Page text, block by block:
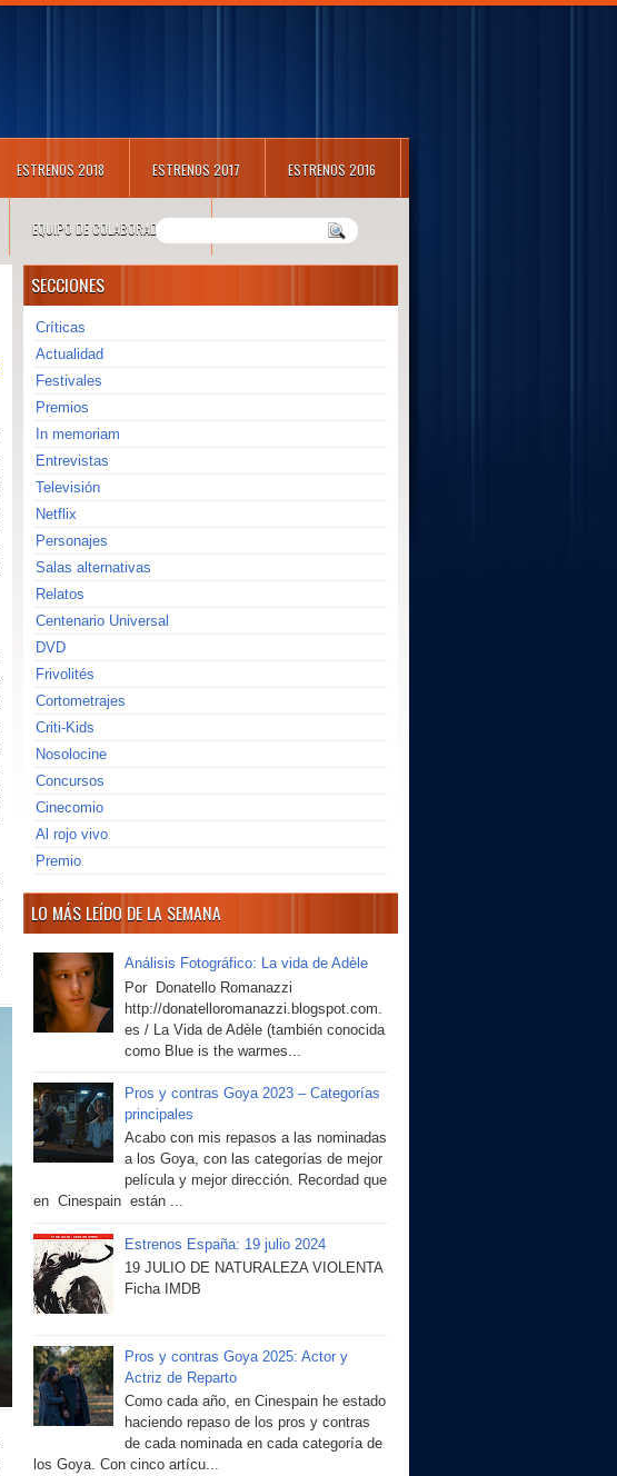
ESTRENOS 2018 ESTRENOS 2017 ESTRENOS 2016
EQUIPO DE COLABORADORES
SECCIONES
Críticas
Actualidad
Festivales
Premios
In memoriam
Entrevistas
Televisión
Netflix
Personajes
Salas alternativas
Relatos
Centenario Universal
DVD
Frivolités
Cortometrajes
Criti-Kids
Nosolocine
Concursos
Cinecomio
Al rojo vivo
Premio
LO MÁS LEÍDO DE LA SEMANA
Análisis Fotográfico: La vida de Adèle
Por Donatello Romanazzi
http://donatelloromanazzi.blogspot.com.
es / La Vida de Adèle (también conocida
como Blue is the warmes...
Pros y contras Goya 2023 – Categorías
principales
Acabo con mis repasos a las nominadas
a los Goya, con las categorías de mejor
película y mejor dirección. Recordad que
en Cinespain están ...
Estrenos España: 19 julio 2024
19 JULIO DE NATURALEZA VIOLENTA
Ficha IMDB
Pros y contras Goya 2025: Actor y
Actriz de Reparto
Como cada año, en Cinespain he estado
haciendo repaso de los pros y contras
de cada nominada en cada categoría de
los Goya. Con cinco artícu...